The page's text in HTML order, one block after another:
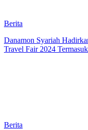
Berita
Danamon Syariah
Travel Fair 2024
Berita